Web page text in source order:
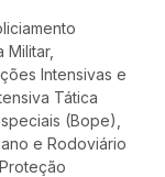
Intensivas e
Tática
(Bope),
e Rodoviário